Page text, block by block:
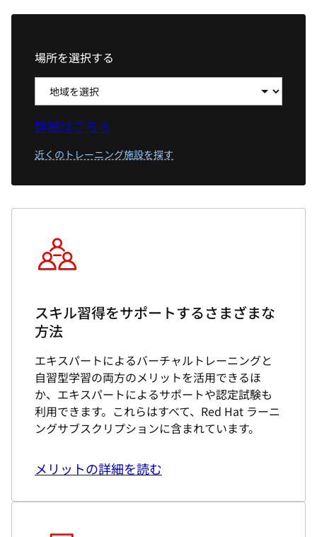
場所を選択する
詳細はこちら
近くのトレーニング施設を探す
スキル習得をサポートするさまざまな
方法
エキスパートによるバーチャルトレーニングと
自習型学習の両方のメリットを活用できるほ
か、エキスパートによるサポートや認定試験も
利用できます。これらはすべて、Red Hat ラーニ
ングサブスクリプションに含まれています。
メリットの詳細を読む